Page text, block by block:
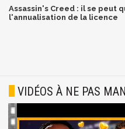
Assassin's Creed : il se peut
l'annualisation de la licence
VIDÉOS À NE PAS